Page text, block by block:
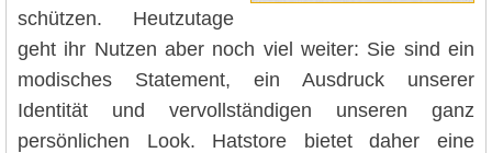
schützen. Heutzutage
geht ihr Nutzen aber noch viel weiter: Sie sind ein
modisches Statement, ein Ausdruck unserer
Identität und vervollständigen unseren ganz
persönlichen Look. Hatstore bietet daher eine